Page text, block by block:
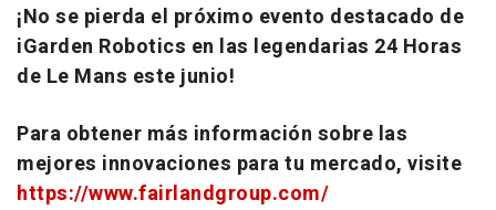
¡No se pierda el próximo evento destacado de
iGarden Robotics en las legendarias 24 Horas
de Le Mans este junio!
Para obtener más información sobre las
mejores innovaciones para tu mercado, visite
https://www.fairlandgroup.com/